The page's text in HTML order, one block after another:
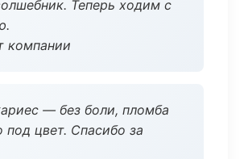
Теперь ходим с
компании
— без боли, пломба
под цвет. Спасибо за